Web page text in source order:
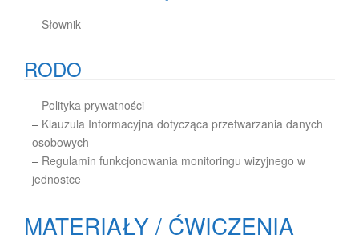
– Słownik
RODO
– Polityka prywatności
– Klauzula Informacyjna dotycząca przetwarzania danych
osobowych
– Regulamin funkcjonowania monitoringu wizyjnego w
jednostce
MATERIAŁY / ĆWICZENIA